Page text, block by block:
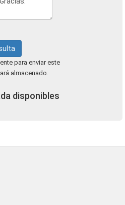
para enviar este
almacenado.
disponibles